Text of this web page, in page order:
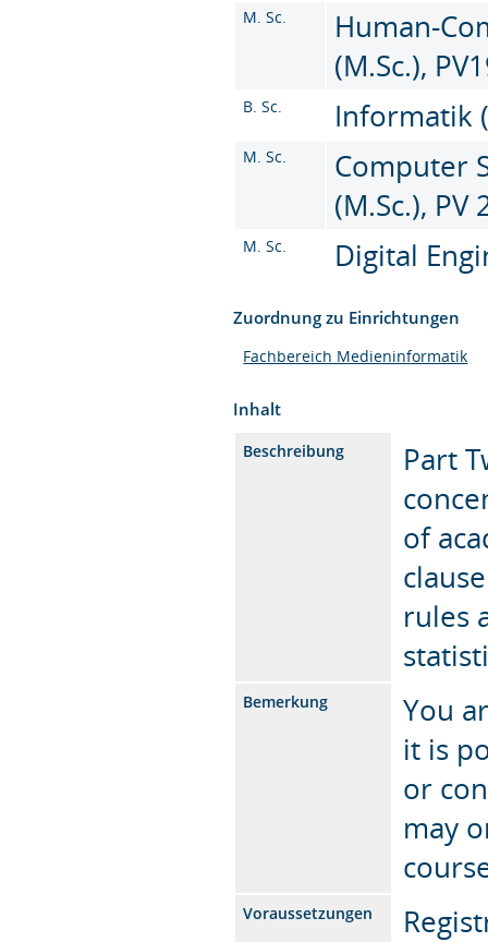
M. Sc.
Human-
(M.Sc.),
B. Sc. Informatik
M. Sc.
Computer
(M.Sc.), PV
M. Sc. Digital
Zuordnung zu Einrichtungen
Fachbereich Medieninformatik
Inhalt
Beschreibung
Part
of
rules
Bemerkung
You
it is
or
may
Voraussetzungen